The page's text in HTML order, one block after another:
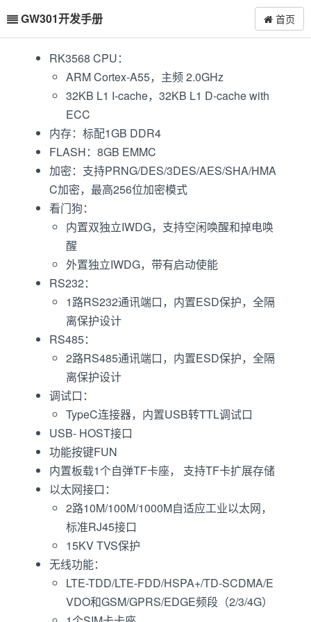
GW301开发手册 首页
RK3568 CPU：
ARM Cortex-A55，主频 2.0GHz
32KB L1 I-cache，32KB L1 D-cache with
ECC
内存：标配1GB DDR4
FLASH：8GB EMMC
加密：支持PRNG/DES/3DES/AES/SHA/HMA
C加密，最高256位加密模式
看门狗：
内置双独立IWDG，支持空闲唤醒和掉电唤
醒
外置独立IWDG，带有启动使能
RS232：
1路RS232通讯端口，内置ESD保护，全隔
离保护设计
RS485：
2路RS485通讯端口，内置ESD保护，全隔
离保护设计
调试口：
TypeC连接器，内置USB转TTL调试口
USB- HOST接口
功能按键FUN
内置板载1个自弹TF卡座， 支持TF卡扩展存储
以太网接口：
2路10M/100M/1000M自适应工业以太网，
标准RJ45接口
15KV TVS保护
无线功能：
LTE-TDD/LTE-FDD/HSPA+/TD-SCDMA/E
VDO和GSM/GPRS/EDGE频段（2/3/4G）